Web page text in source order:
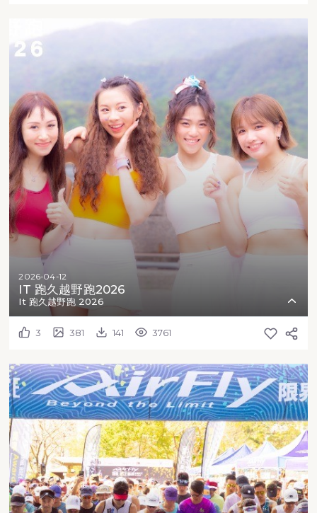
2026-04-12
IT 跑久越野跑2026
It 跑久越野跑 2026
3 381 141 3761